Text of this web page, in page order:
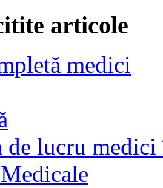
articole
medici
de lucru